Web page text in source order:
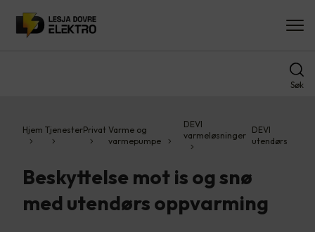
Søk
Hjem TjenesterPrivat Varme og
varmepumpe
DEVI
varmeløsninger
DEVI
utendørs
Beskyttelse mot is og snø
med utendørs oppvarming